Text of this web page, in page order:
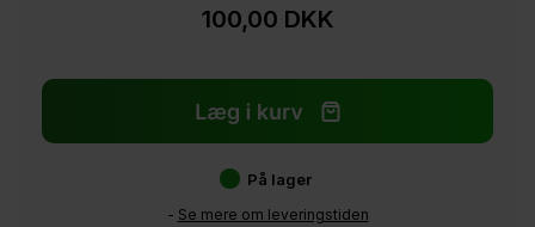
100,00 DKK
På lager
- Se mere om leveringstiden